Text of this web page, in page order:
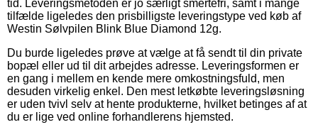
tid. Leveringsmetoden er jo særligt smertefri, samt i mange
tilfælde ligeledes den prisbilligste leveringstype ved køb af
Westin Sølvpilen Blink Blue Diamond 12g.
Du burde ligeledes prøve at vælge at få sendt til din private
bopæl eller ud til dit arbejdes adresse. Leveringsformen er
en gang i mellem en kende mere omkostningsfuld, men
desuden virkelig enkel. Den mest letkøbte leveringsløsning
er uden tvivl selv at hente produkterne, hvilket betinges af at
du er lige ved online forhandlerens hjemsted.